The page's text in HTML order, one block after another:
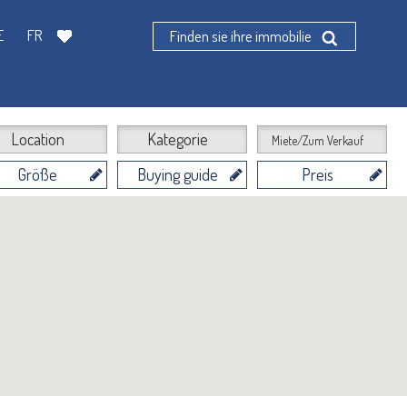
Location Kategorie Miete/Zum Verkauf
Größe Buying guide Preis
FR Finden sie ihre immobilie